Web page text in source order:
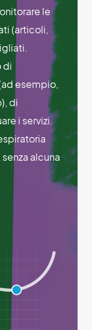
le
(articoli,
di
esempio,
di
i servizi.
alcuna